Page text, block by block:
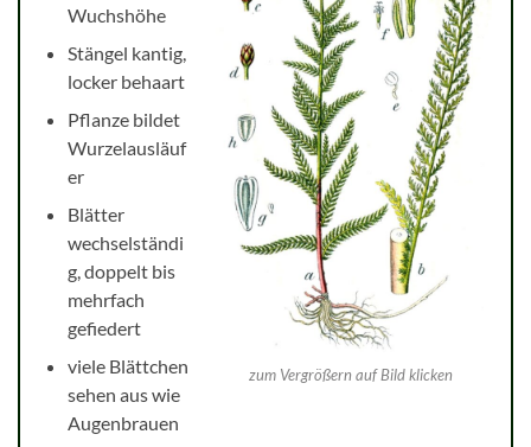
zum Vergrößern auf Bild klicken
Wuchshöhe
Stängel kantig,
locker behaart
Pflanze bildet
Wurzelausläuf
er
Blätter
wechselständi
g, doppelt bis
mehrfach
gefiedert
viele Blättchen
sehen aus wie
Augenbrauen